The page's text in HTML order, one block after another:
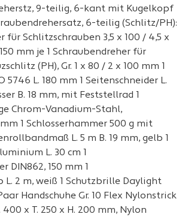
9-teilig, 6-kant mit Kugelkopf
6-teilig (Schlitz/PH):
für Schlitzschrauben 3,5 x 100 / 4,5 x
150 mm je 1 Schraubendreher für
(PH), Gr. 1 x 80 / 2 x 100 mm 1
5746 L. 180 mm 1 Seitenschneider L.
B. 18 mm, mit Feststellrad 1
Chrom-Vanadium-Stahl,
1 Schlosserhammer 500 g mit
L. 5 m B. 19 mm, gelb 1
L. 30 cm 1
DIN862, 150 mm 1
L. 2 m, weiß 1 Schutzbrille Daylight
Handschuhe Gr. 10 Flex Nylonstrick
400 x T. 250 x H. 200 mm, Nylon